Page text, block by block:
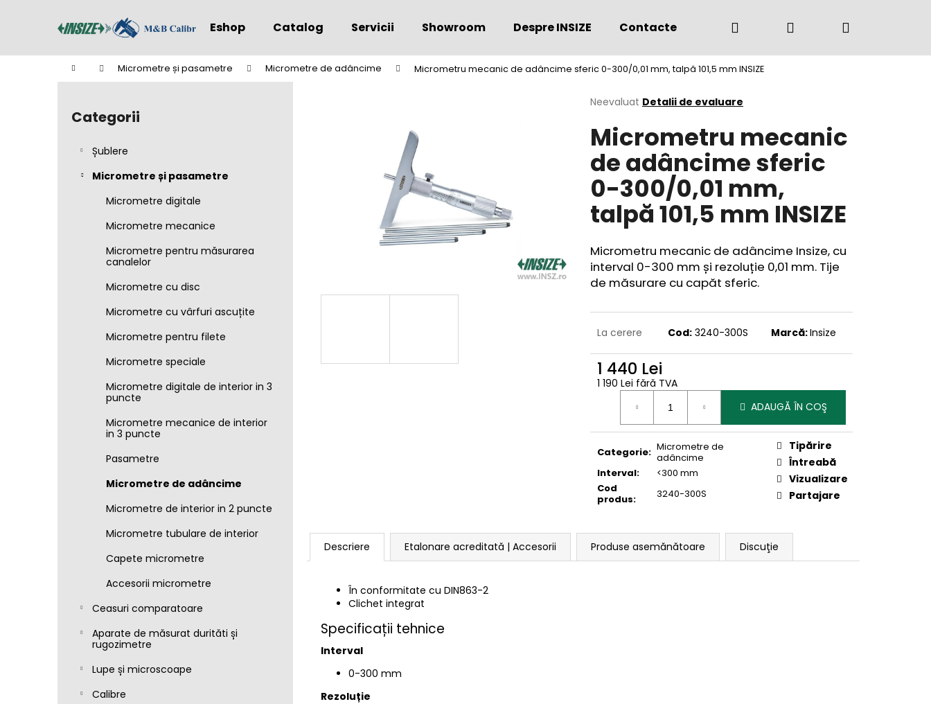
Eshop Catalog Servicii Showroom Despre INSIZE Contacte (+4) 0775 291 134
Căutare Autentificare
Acasă Micrometre și pasametre Micrometre de adâncime Micrometru mecanic de adâncime sferic 0-300/0,01 mm, talpă 101,5 mm INSIZE
B
Sari
Categorii
Șublere
Micrometre și pasametre
Micrometre digitale
Micrometre mecanice
Micrometre pentru măsurarea
canalelor
Micrometre cu disc
Micrometre cu vârfuri ascuțite
Micrometre pentru filete
Micrometre speciale
Micrometre digitale de interior in 3
puncte
Micrometre mecanice de interior
in 3 puncte
Pasametre
Micrometre de adâncime
Micrometre de interior in 2 puncte
Micrometre tubulare de interior
Capete micrometre
Accesorii micrometre
Ceasuri comparatoare
Aparate de măsurat durităti și
rugozimetre
Lupe și microscoape
Calibre
Evaluarea
a
produsului
este
0,0
din
5
stele.
Neevaluat Detalii de evaluare
Micrometru mecanic
de adâncime sferic
0-300/0,01 mm,
talpă 101,5 mm INSIZE
Micrometru mecanic de adâncime Insize, cu
interval 0-300 mm și rezoluție 0,01 mm. Tije
de măsurare cu capăt sferic.
La cerere Cod: 3240-300S Marcă:Insize
1 440 Lei
1 190 Lei fără TVA
Evaluare
ADAUGĂ ÎN COŞ
Categorie: Micrometre de
adâncime
Interval:
<300 mm
Cod
produs: 3240-300S
Tipărire
Întreabă
Vizualizare
Partajare
Descriere Etalonare acreditată | Accesorii Produse asemănătoare Discuţie
În conformitate cu DIN863-2
Clichet integrat
Specificații tehnice
Interval
0-300 mm
Rezoluție
Înapoi
la
Înapoi
la
Ce căutaţi?
Vă recomandăm